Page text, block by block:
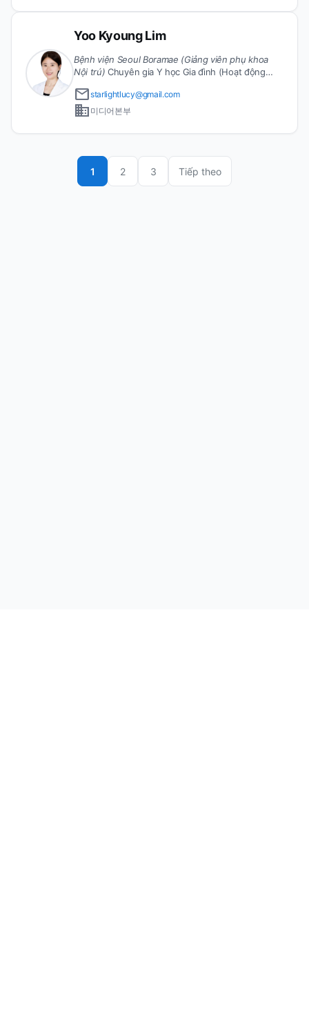
Yoo Kyoung Lim
Bệnh viện Seoul Boramae (Giảng viên phụ khoa
Nội trú) Chuyên gia Y học Gia đình (Hoạt động
thức của Hội Y học Gia đình Hàn Quốc. Thành viên
chính thức của Hội Nội soi Dạ dày - Ruột Hàn
sàng Hàn Quốc.
emailstarlightlucy@gmail.com
business 미디어본부
1 2 3 Tiếp theo